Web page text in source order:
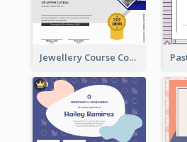
Jewellery Course Completion Certificate